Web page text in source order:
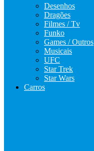
Desenhos
Dragões
Filmes / Tv
Funko
Games / Outros
Musicais
UFC
Star Trek
Star Wars
Carros